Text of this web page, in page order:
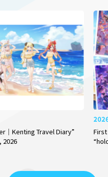
｜Kenting Travel Diary”
2026